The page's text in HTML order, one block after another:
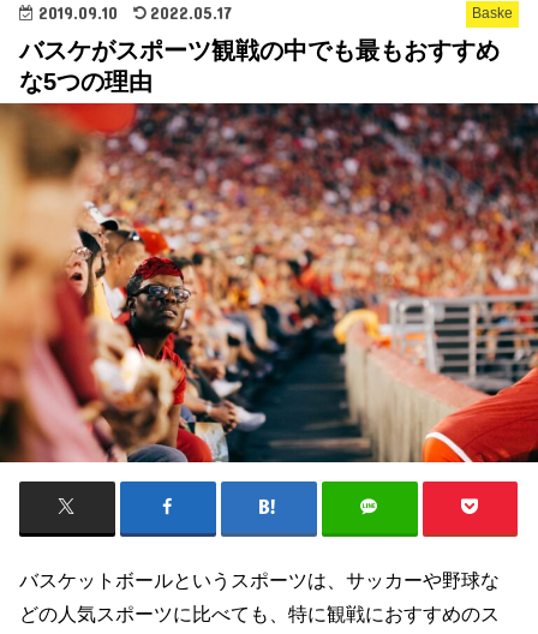
Baske
2019.09.10 2022.05.17
バスケがスポーツ観戦の中でも最もおすすめ
な5つの理由
バスケットボールというスポーツは、サッカーや野球な
どの人気スポーツに比べても、特に観戦におすすめのス